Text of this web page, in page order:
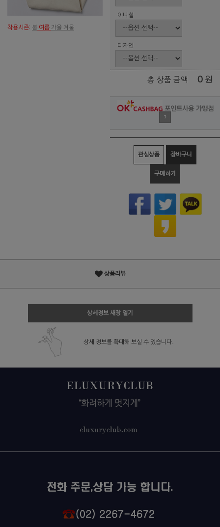
착용시즌: 봄 여름 가을 겨울
이니셜
디자인
총 상품 금액 0 원
포인트사용 가맹점
?
관심상품 장바구니
구매하기
상품리뷰
상세정보 새창 열기
상세 정보를 확대해 보실 수 있습니다.